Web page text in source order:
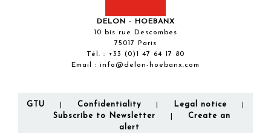
DELON - HOEBANX
10 bis rue Descombes
75017 Paris
Tél. : +33 (0)1 47 64 17 80
Email : info@delon-hoebanx.com
GTU Confidentiality Legal notice
Subscribe to Newsletter
Create an
alert